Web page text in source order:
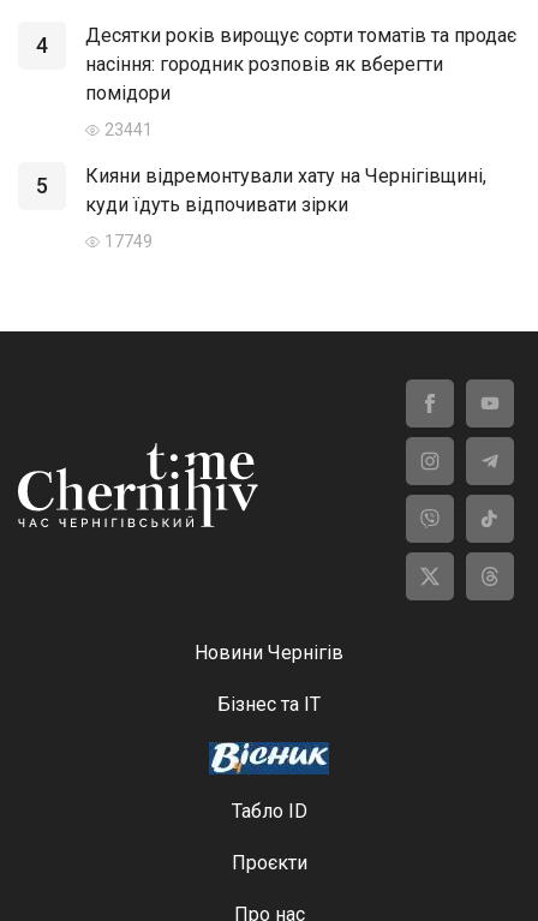
4
Десятки років вирощує сорти томатів та продає
насіння: городник розповів як вберегти
помідори
23441
5
Кияни відремонтували хату на Чернігівщині,
куди їдуть відпочивати зірки
17749
Новини Чернігів
Бізнес та ІТ
Табло ID
Проєкти
Про нас